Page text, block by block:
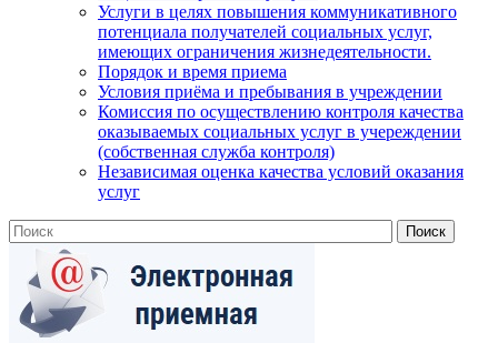
Услуги в целях повышения коммуникативного
потенциала получателей социальных услуг,
имеющих ограничения жизнедеятельности.
Порядок и время приема
Условия приёма и пребывания в учреждении
Комиссия по осуществлению контроля качества
оказываемых социальных услуг в учереждении
(собственная служба контроля)
Независимая оценка качества условий оказания
услуг